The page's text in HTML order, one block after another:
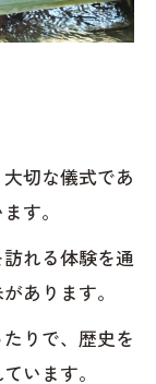
切な儀式であ
す。
れる体験を通
あります。
りで、歴史を
います。